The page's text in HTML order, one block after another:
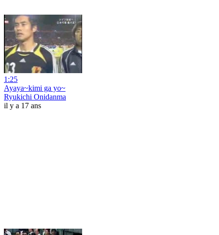
1:25
Ayaya~kimi ga yo~
Ryukichi Onidanma
il y a 17 ans